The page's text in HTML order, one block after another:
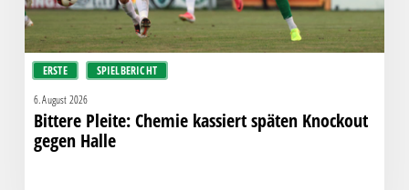
ERSTE SPIELBERICHT
6. August 2026
Bittere Pleite: Chemie kassiert späten Knockout
gegen Halle